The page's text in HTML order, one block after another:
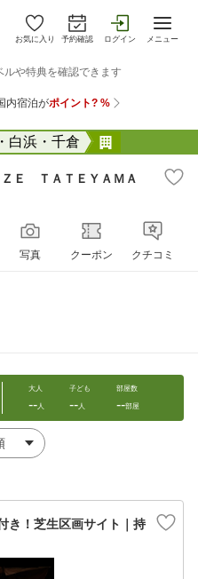
お気に入り 予約確認 ログイン メニュー
白浜・千倉
Ｅ ＴＡＴＥＹＡＭＡ
写真 クーポン クチコミ
大人
--人
子ども
--人
部屋数
--部屋
き！芝生区画サイト｜持